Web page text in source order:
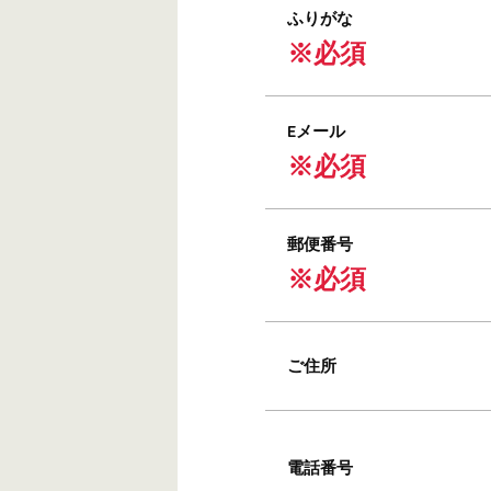
ふりがな
※必須
Eメール
※必須
郵便番号
※必須
ご住所
電話番号